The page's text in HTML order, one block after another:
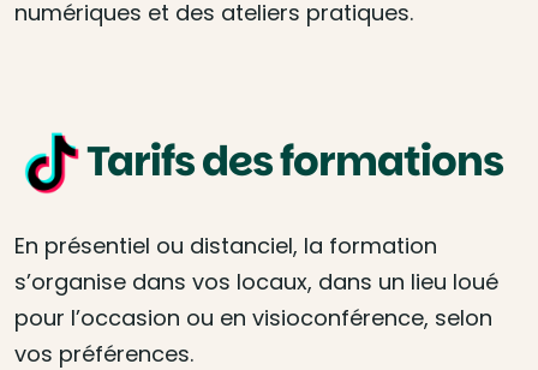
numériques et des ateliers pratiques.
Tarifs des formations
En présentiel ou distanciel, la formation
s’organise dans vos locaux, dans un lieu loué
pour l’occasion ou en visioconférence, selon
vos préférences.